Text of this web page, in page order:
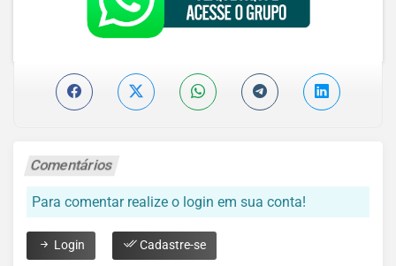
Comentários
Para comentar realize o login em sua conta!
Login Cadastre-se